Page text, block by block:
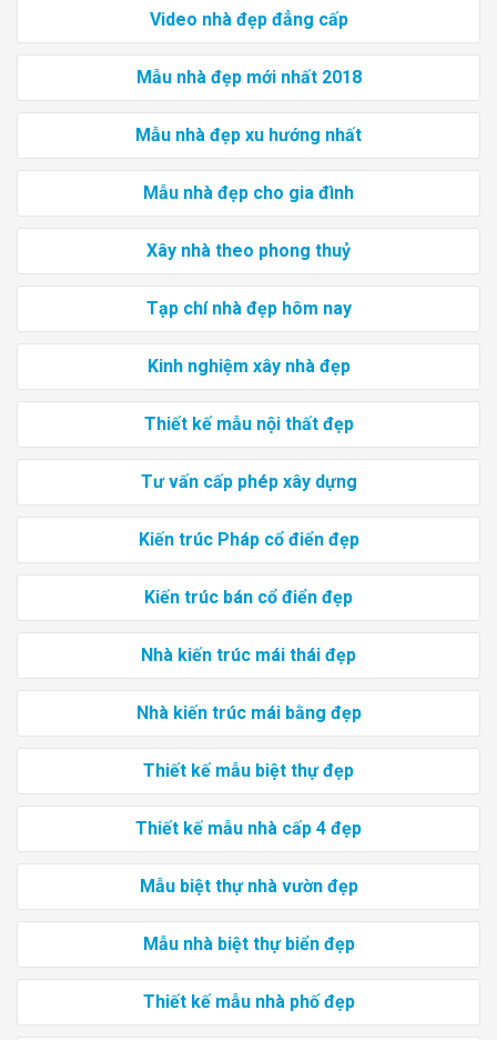
Video nhà đẹp đẳng cấp
Mẫu nhà đẹp mới nhất 2018
Mẫu nhà đẹp xu hướng nhất
Mẫu nhà đẹp cho gia đình
Xây nhà theo phong thuỷ
Tạp chí nhà đẹp hôm nay
Kinh nghiệm xây nhà đẹp
Thiết kế mẫu nội thất đẹp
Tư vấn cấp phép xây dựng
Kiến trúc Pháp cổ điển đẹp
Kiến trúc bán cổ điển đẹp
Nhà kiến trúc mái thái đẹp
Nhà kiến trúc mái bằng đẹp
Thiết kế mẫu biệt thự đẹp
Thiết kế mẫu nhà cấp 4 đẹp
Mẫu biệt thự nhà vườn đẹp
Mẫu nhà biệt thự biển đẹp
Thiết kế mẫu nhà phố đẹp